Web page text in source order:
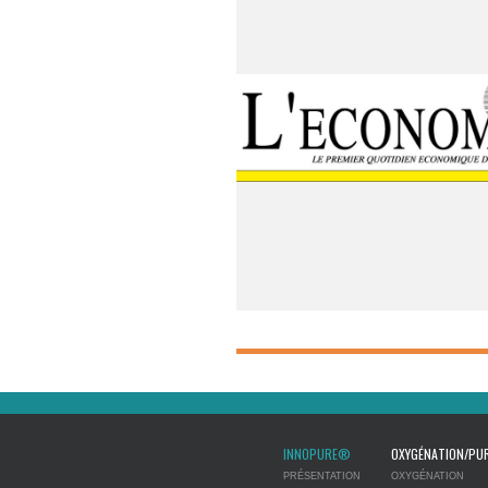
INNOPURE®
PRÉSENTATION
OXYGÉNATION/
OXYGÉNATION